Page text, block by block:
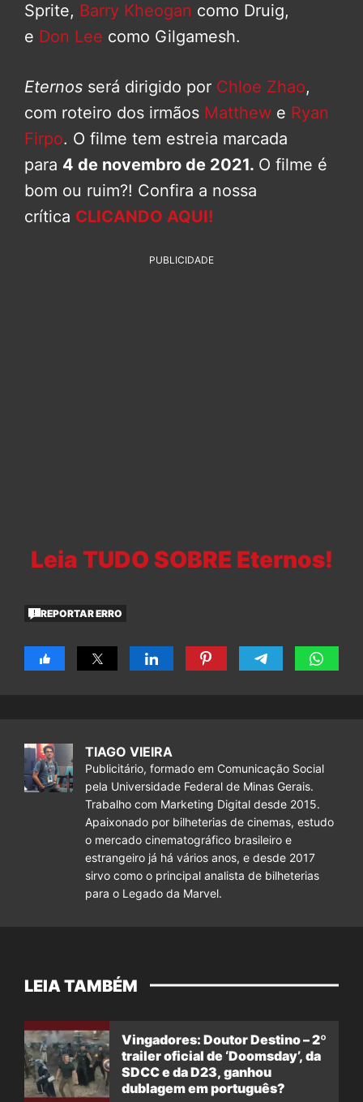
Sprite, Barry Kheogan como Druig,
e Don Lee como Gilgamesh.
Eternos será dirigido por Chloe Zhao,
com roteiro dos irmãos Matthew e Ryan
Firpo. O filme tem estreia marcada
para 4 de novembro de 2021. O filme é
bom ou ruim?! Confira a nossa
crítica CLICANDO AQUI!
PUBLICIDADE
Leia TUDO SOBRE Eternos!
REPORTAR ERRO
TIAGO VIEIRA
Publicitário, formado em Comunicação Social
pela Universidade Federal de Minas Gerais.
Trabalho com Marketing Digital desde 2015.
Apaixonado por bilheterias de cinemas, estudo
o mercado cinematográfico brasileiro e
estrangeiro já há vários anos, e desde 2017
sirvo como o principal analista de bilheterias
para o Legado da Marvel.
LEIA TAMBÉM
Vingadores: Doutor Destino – 2º
trailer oficial de ‘Doomsday’, da
SDCC e da D23, ganhou
dublagem em português?